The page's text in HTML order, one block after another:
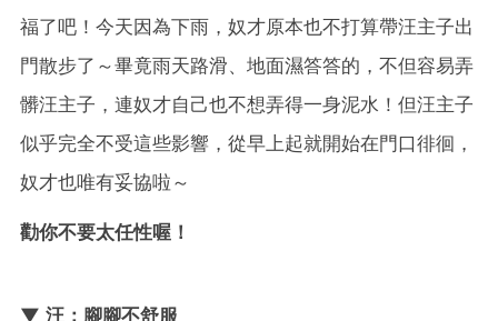
福了吧！今天因為下雨，奴才原本也不打算帶汪主子出
門散步了～畢竟雨天路滑、地面濕答答的，不但容易弄
髒汪主子，連奴才自己也不想弄得一身泥水！但汪主子
似乎完全不受這些影響，從早上起就開始在門口徘徊，
奴才也唯有妥協啦～
勸你不要太任性喔！
▼ 汪：腳腳不舒服